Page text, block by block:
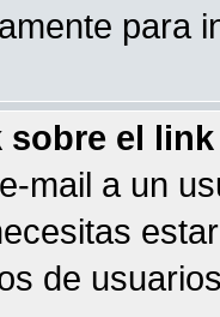
para
el
mail a un
de